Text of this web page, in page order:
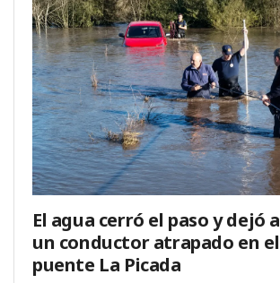
El agua cerró el paso y dejó a
un conductor atrapado en el
puente La Picada